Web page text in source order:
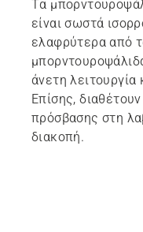
Τα
είναι σωστά
ελαφρύτερα από
άνετη λειτουργία
Επίσης,
πρόσβασης στη
διακοπή.